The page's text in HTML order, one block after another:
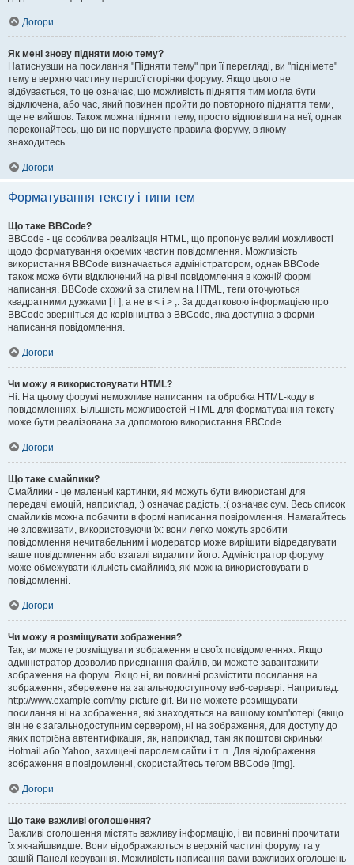
Догори
Як мені знову підняти мою тему?
Натиснувши на посилання "Підняти тему" при її перегляді, ви "піднімете"
тему в верхню частину першої сторінки форуму. Якщо цього не
відбувається, то це означає, що можливість підняття тим могла бути
відключена, або час, який повинен пройти до повторного підняття теми,
ще не вийшов. Також можна підняти тему, просто відповівши на неї, однак
переконайтесь, що ви не порушуєте правила форуму, в якому
знаходитесь.
Догори
Форматування тексту і типи тем
Що таке BBCode?
BBCode - це особлива реалізація HTML, що пропонує великі можливості
щодо форматування окремих частин повідомлення. Можливість
використання BBCode визначається адміністратором, однак BBCode
також може бути відключений на рівні повідомлення в кожній формі
написання. BBCode схожий за стилем на HTML, теги оточуються
квадратними дужками [ і ], а не в < і > ;. За додатковою інформацією про
BBCode зверніться до керівництва з BBCode, яка доступна з форми
написання повідомлення.
Догори
Чи можу я використовувати HTML?
Ні. На цьому форумі неможливе написання та обробка HTML-коду в
повідомленнях. Більшість можливостей HTML для форматування тексту
може бути реалізована за допомогою використання BBCode.
Догори
Що таке смайлики?
Смайлики - це маленькі картинки, які можуть бути використані для
передачі емоцій, наприклад, :) означає радість, :( означає сум. Весь список
смайликів можна побачити в формі написання повідомлення. Намагайтесь
не зловживати, використовуючи їх: вони легко можуть зробити
повідомлення нечитабельним і модератор може вирішити відредагувати
ваше повідомлення або взагалі видалити його. Адміністратор форуму
може обмежувати кількість смайликів, які можна використовувати в
повідомленні.
Догори
Чи можу я розміщувати зображення?
Так, ви можете розміщувати зображення в своїх повідомленнях. Якщо
адміністратор дозволив приєднання файлів, ви можете завантажити
зображення на форум. Якщо ні, ви повинні розмістити посилання на
зображення, збережене на загальнодоступному веб-сервері. Наприклад:
http://www.example.com/my-picture.gif. Ви не можете розміщувати
посилання ні на зображення, які знаходяться на вашому комп'ютері (якщо
він не є загальнодоступним сервером), ні на зображення, для доступу до
яких потрібна автентифікація, як, наприклад, такі як поштові скриньки
Hotmail або Yahoo, захищені паролем сайти і т. п. Для відображення
зображення в повідомленні, скористайтесь тегом BBCode [img].
Догори
Що таке важливі оголошення?
Важливі оголошення містять важливу інформацію, і ви повинні прочитати
їх якнайшвидше. Вони відображаються в верхній частині форуму та у
вашій Панелі керування. Можливість написання вами важливих оголошень